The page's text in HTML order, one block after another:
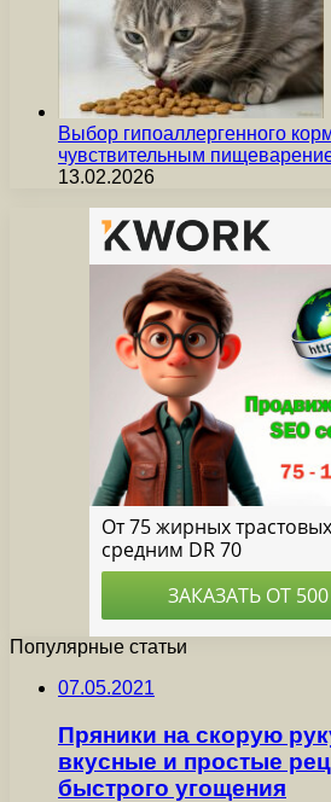
Выбор гипоаллергенного
чувствительным
13.02.2026
Популярные статьи
07.05.2021
Пряники на скорую
вкусные и простые
быстрого угощения